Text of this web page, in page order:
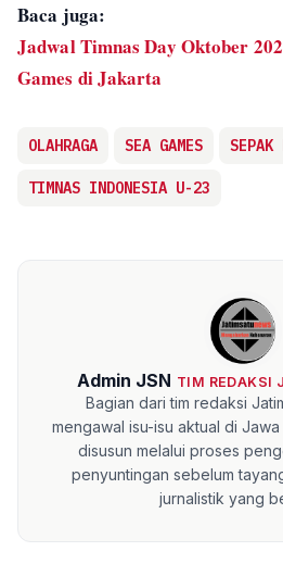
Baca juga:
Jadwal Timnas Day Oktober
Games di Jakarta
OLAHRAGA SEA GAMES SEPAK
TIMNAS INDONESIA U-23
Admin JSN TIM REDAKSI
Bagian dari tim redaksi
mengawal isu-isu aktual di
disusun melalui proses
penyuntingan sebelum
jurnalistik yang